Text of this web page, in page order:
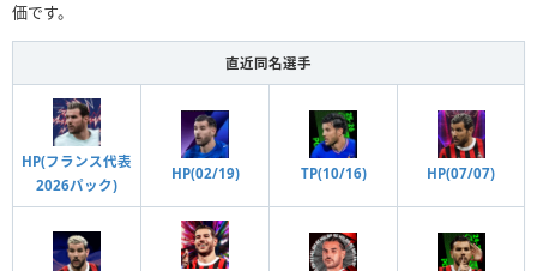
価です。
直近同名選手
HP(フランス代表
2026パック)
HP(02/19) TP(10/16) HP(07/07)